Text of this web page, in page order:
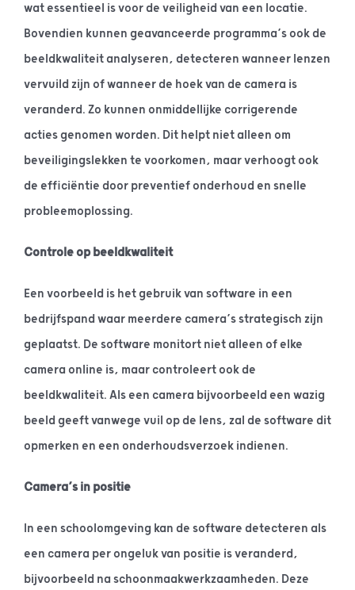
wat essentieel is voor de veiligheid van een locatie.
Bovendien kunnen geavanceerde programma’s ook de
beeldkwaliteit analyseren, detecteren wanneer lenzen
vervuild zijn of wanneer de hoek van de camera is
veranderd. Zo kunnen onmiddellijke corrigerende
acties genomen worden. Dit helpt niet alleen om
beveiligingslekken te voorkomen, maar verhoogt ook
de efficiëntie door preventief onderhoud en snelle
probleemoplossing.
Controle op beeldkwaliteit
Een voorbeeld is het gebruik van software in een
bedrijfspand waar meerdere camera’s strategisch zijn
geplaatst. De software monitort niet alleen of elke
camera online is, maar controleert ook de
beeldkwaliteit. Als een camera bijvoorbeeld een wazig
beeld geeft vanwege vuil op de lens, zal de software dit
opmerken en een onderhoudsverzoek indienen.
Camera’s in positie
In een schoolomgeving kan de software detecteren als
een camera per ongeluk van positie is veranderd,
bijvoorbeeld na schoonmaakwerkzaamheden. Deze